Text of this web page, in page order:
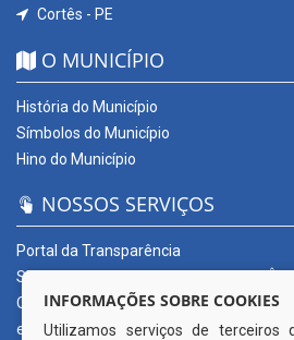
Cortês - PE
O MUNICÍPIO
História do Município
Símbolos do Município
Hino do Município
NOSSOS SERVIÇOS
Portal da Transparência
SERVIÇOS DIGITAIS: CONECTA CORTÊS
Ouvidoria Municipal
e-SIC
INFORMAÇÕES SOBRE COOKIES
Utilizamos serviços de terceiros